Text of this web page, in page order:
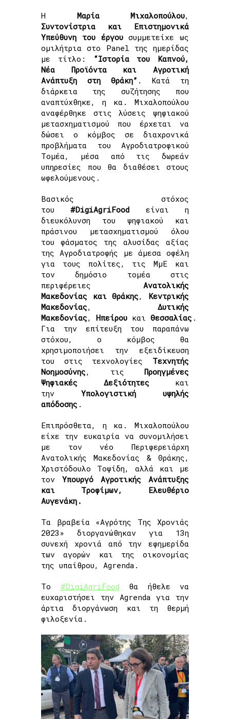
Η Μαρία Μιχαλοπούλου,
Συντονίστρια και Επιστημονικά
Υπεύθυνη του έργουσυμμετείχε ως
ομιλήτρια στο Panel της ημερίδας
με τίτλο:
“Ιστορία του Καπνού,
Νέα Προϊόντα και Αγροτική
Ανάπτυξη στη Θράκη” . Κατά τη
διάρκεια της συζήτησης που
αναπτύχθηκε, η κα. Μιχαλοπούλου
αναφέρθηκε στις λύσεις ψηφιακού
μετασχηματισμού που έρχεται να
δώσει ο κόμβος σε διαχρονικά
προβλήματα του Αγροδιατροφικού
Τομέα, μέσα από τις δωρεάν
υπηρεσίες που θα διαθέσει στους
ωφελούμενους.
Βασικός στόχος
του#DigiAgriFood είναι η
διευκόλυνση του ψηφιακού και
πράσινου μετασχηματισμού όλου
του φάσματος της αλυσίδας αξίας
της Αγροδιατροφής με άμεσα οφέλη
για τους πολίτες, τις ΜμΕ και
τον δημόσιο τομέα στις
περιφέρειες Ανατολικής
Μακεδονίας και Θράκης,
Κεντρικής
Μακεδονίας, Δυτικής
Μακεδονίας, Ηπείρου και Θεσσαλίας .
Για την επίτευξη του παραπάνω
στόχου, ο κόμβος θα
χρησιμοποιήσει την εξειδίκευση
του στις τεχνολογίες Τεχνητής
Νοημοσύνης, τις Προηγμένες
Ψηφιακές Δεξιότητες και
την Υπολογιστική υψηλής
απόδοσης .
Επιπρόσθετα, η κα. Μιχαλοπούλου
είχε την ευκαιρία να συνομιλήσει
με τον νέο Περιφερειάρχη
Ανατολικής Μακεδονίας & Θράκης,
Χριστόδουλο Τοψίδη, αλλά και με
τον Υπουργό Αγροτικής Ανάπτυξης
και Τροφίμων, Ελευθέριο
Αυγενάκη.
Τα βραβεία «Αγρότης Της Χρονιάς
2023» διοργανώθηκαν για 13η
συνεχή χρονιά από την εφημερίδα
των αγορών και της οικονομίας
της υπαίθρου, Agrenda.
Το #DigiAgriFood θα ήθελε να
ευχαριστήσει την Agrenda για την
άρτια διοργάνωση και τη θερμή
φιλοξενία.